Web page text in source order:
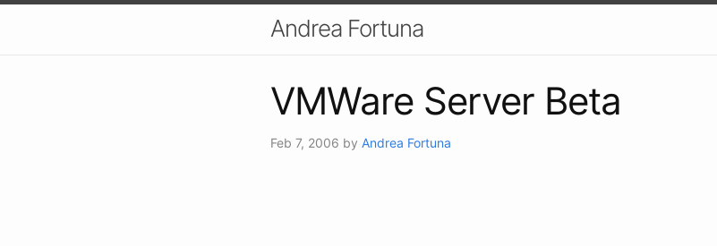
Andrea Fortuna
VMWare Server Beta
Feb 7, 2006 by Andrea Fortuna